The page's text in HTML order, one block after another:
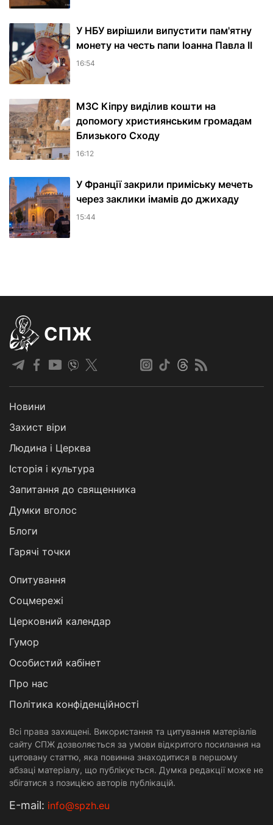
У НБУ вирішили випустити пам'ятну
монету на честь папи Іоанна Павла II
16:54
МЗС Кіпру виділив кошти на
допомогу християнським громадам
Близького Сходу
16:12
У Франції закрили приміську мечеть
через заклики імамів до джихаду
15:44
СПЖ
Новини
Захист віри
Людина і Церква
Історія і культура
Запитання до священника
Думки вголос
Блоги
Гарячі точки
Опитування
Соцмережі
Церковний календар
Гумор
Особистий кабінет
Про нас
Політика конфіденційності
Всі права захищені. Використання та цитування матеріалів
сайту СПЖ дозволяється за умови відкритого посилання на
цитовану статтю, яка повинна знаходитися в першому
абзаці матеріалу, що публікується. Думка редакції може не
збігатися з позицією авторів публікацій.
Е-mail: info@spzh.eu